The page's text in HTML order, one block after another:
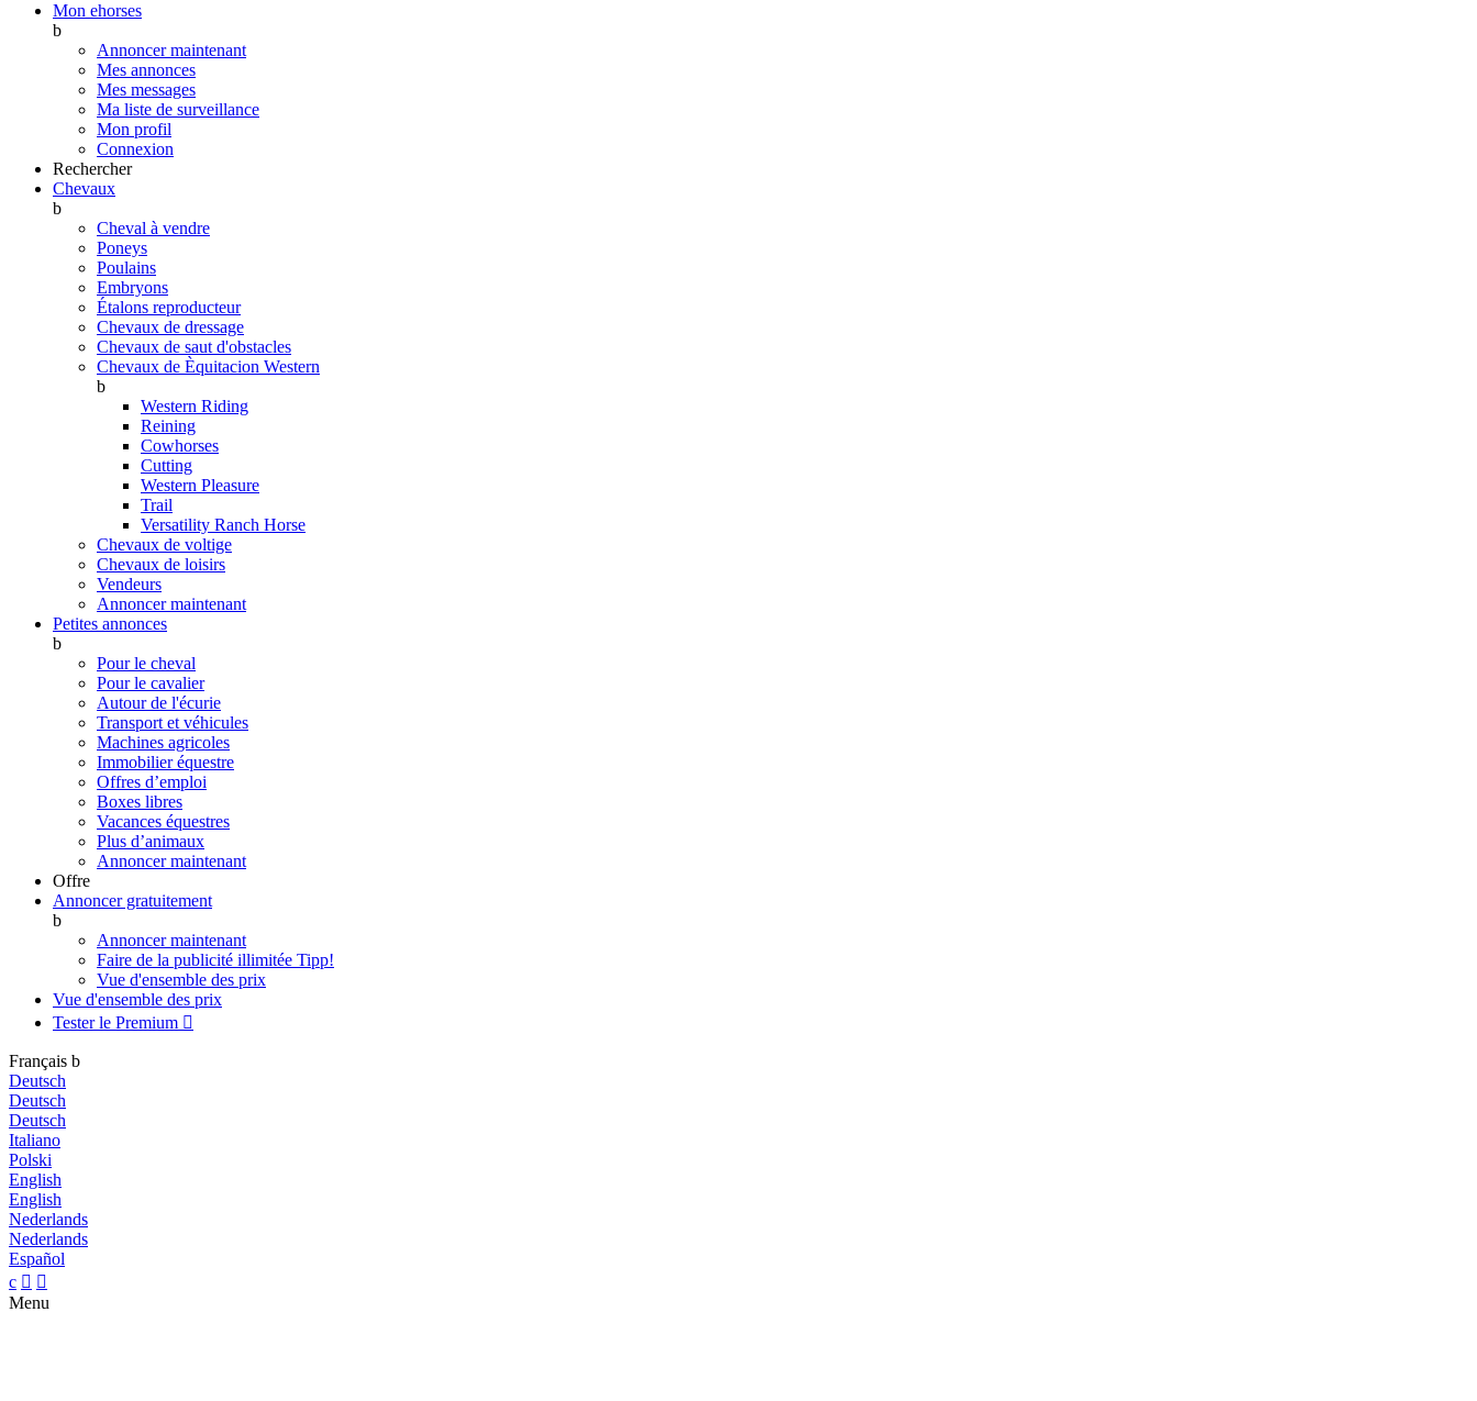
Mon ehorses
b
Annoncer maintenant
Mes annonces
Mes messages
Ma liste de surveillance
Mon profil
Connexion
Rechercher
Chevaux
b
Cheval à vendre
Poneys
Poulains
Embryons
Étalons reproducteur
Chevaux de dressage
Chevaux de saut d'obstacles
Chevaux de Èquitacion Western
b
Western Riding
Reining
Cowhorses
Cutting
Western Pleasure
Trail
Versatility Ranch Horse
Chevaux de voltige
Chevaux de loisirs
Vendeurs
Annoncer maintenant
Petites annonces
b
Pour le cheval
Pour le cavalier
Autour de l'écurie
Transport et véhicules
Machines agricoles
Immobilier équestre
Offres d’emploi
Boxes libres
Vacances équestres
Plus d’animaux
Annoncer maintenant
Offre
Annoncer gratuitement
b
Annoncer maintenant
Faire de la publicité illimitée Tipp!
Vue d'ensemble des prix
Vue d'ensemble des prix
Tester le Premium 
Français b
Deutsch
Deutsch
Deutsch
Italiano
Polski
English
English
Nederlands
Nederlands
Español
c  
Menu